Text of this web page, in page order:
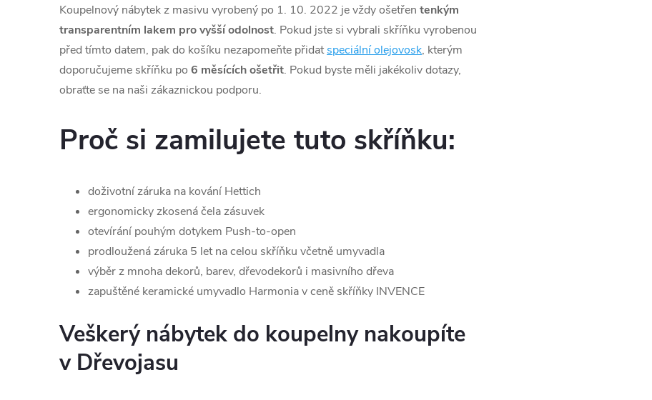
Koupelnový nábytek z masivu vyrobený po 1. 10. 2022 je vždy ošetřen tenkým
transparentním lakem pro vyšší odolnost. Pokud jste si vybrali skříňku vyrobenou
před tímto datem, pak do košíku nezapomeňte přidat speciální olejovosk, kterým
doporučujeme skříňku po 6 měsících ošetřit. Pokud byste měli jakékoliv dotazy,
obraťte se na naši zákaznickou podporu.
Proč si zamilujete tuto skříňku:
doživotní záruka na kování Hettich
ergonomicky zkosená čela zásuvek
otevírání pouhým dotykem Push-to-open
prodloužená záruka 5 let na celou skříňku včetně umyvadla
výběr z mnoha dekorů, barev, dřevodekorů i masivního dřeva
zapuštěné keramické umyvadlo Harmonia v ceně skříňky INVENCE
Veškerý nábytek do koupelny nakoupíte
v Dřevojasu